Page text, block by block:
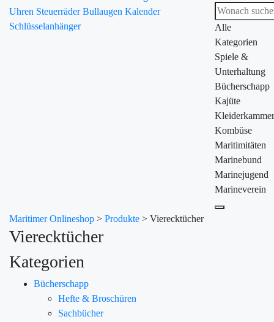
Uhren SteuerräderBullaugen Kalender
Schlüsselanhänger
Alle
Kategorien
Spiele &
Unterhaltung
Bücherschapp
Kajüte
Kleiderkammer
Kombüse
Maritimitäten
Marinebund
Marinejugend
Marineverein
Maritimer Onlineshop > Produkte > Vierecktücher
Vierecktücher
Kategorien
Bücherschapp
Hefte & Broschüren
Sachbücher